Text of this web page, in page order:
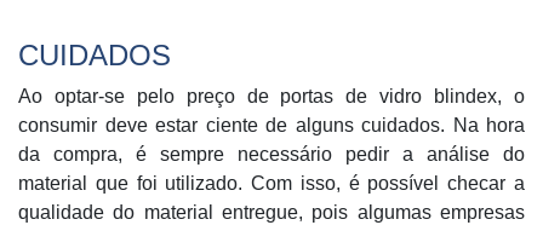
CUIDADOS
Ao optar-se pelo preço de portas de vidro blindex, o
consumir deve estar ciente de alguns cuidados. Na hora
da compra, é sempre necessário pedir a análise do
material que foi utilizado. Com isso, é possível checar a
qualidade do material entregue, pois algumas empresas